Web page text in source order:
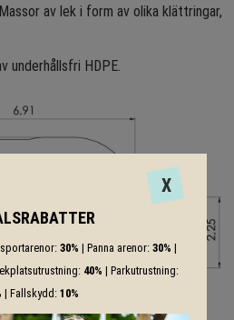
av lek i form av olika klättringar,
underhållsfri HDPE.
X
30% | Panna arenor: 30% |
40% | Parkutrustning:
| Fallskydd: 10%